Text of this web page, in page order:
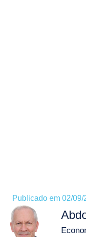
Publicado em 02/09/